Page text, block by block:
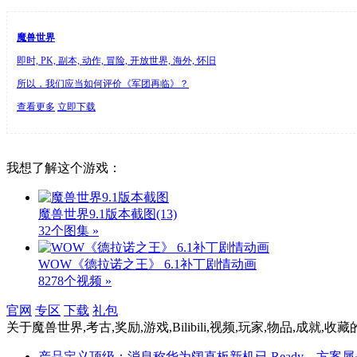
魔兽世界
即时, PK, 副本, 动作, 冒险, 开放世界, 海外, 怀旧
所以，我们应当如何评价《军团再临》？
查看更多 立即下载
我想了解这个游戏：
魔兽世界9.1版本截图(13)
32个图集 »
WOW《德拉诺之王》 6.1补丁剧情动画
8278个视频 »
官网 专区 下载 礼包
关于魔兽世界,考古,奖励,游戏,Bilibili,视频,玩家,物品,成就,收藏